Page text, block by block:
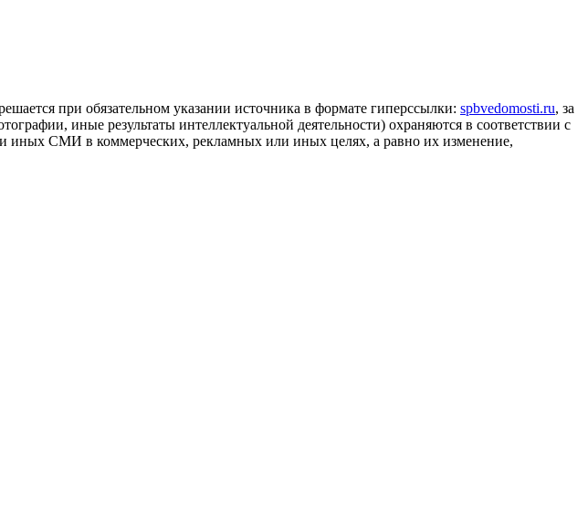
при обязательном указании источника в формате гиперссылки: spbvedomosti.ru, за
иные результаты интеллектуальной деятельности) охраняются в соответствии с
и иных СМИ в коммерческих, рекламных или иных целях, а равно их изменение,